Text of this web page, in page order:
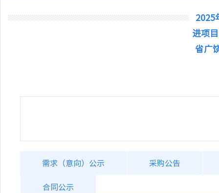
2025
进项
省广
需求（意向）公示 采购公告
合同公示